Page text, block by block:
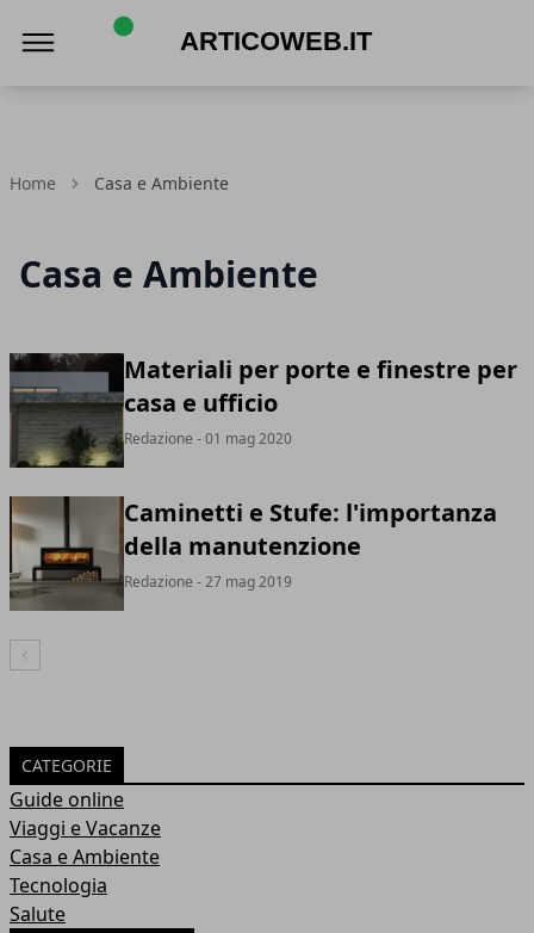
Home Casa e Ambiente
Casa e Ambiente
Materiali per porte e finestre per
casa e ufficio
Redazione - 01 mag 2020
Caminetti e Stufe: l'importanza
della manutenzione
Redazione - 27 mag 2019
Articolo Precedente
CATEGORIE
Guide online
Viaggi e Vacanze
Casa e Ambiente
Tecnologia
Salute